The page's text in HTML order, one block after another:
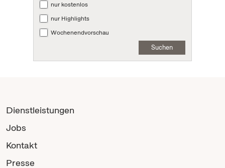
nur kostenlos
nur Highlights
Wochenendvorschau
Suchen
Dienstleistungen
Jobs
Kontakt
Presse